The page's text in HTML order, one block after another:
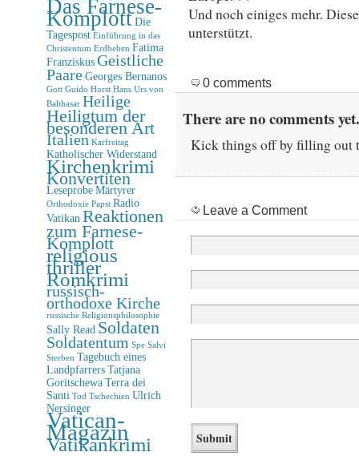
Und noch einiges mehr.
unterstützt.
0 comments
There are no comments
Kick things off by filling out
Leave a Comment
Das Farnese-
Komplott Die
Tagespost Einführung in das
Christentum Erdbeben Fatima
Franziskus Geistliche
Paare Georges Bernanos
Gott Guido Horst Hans Urs von
Balthasar Heilige
Heiligtum der
besonderen Art
Italien Karfreitag
Katholischer Widerstand
Kirchenkrimi
Konvertiten
Leseprobe Märtyrer
Orthodoxie Papst Radio
Vatikan Reaktionen
zum Farnese-
Komplott
religious
thriller
Romkrimi
russisch-
orthodoxe Kirche
russische Religionsphilosophie
Sally Read Soldaten
Soldatentum Spe Salvi
Sterben Tagebuch eines
Landpfarrers Tatjana
Goritschewa Terra dei
Santi Tod Tschechien Ulrich
Nersinger
Vatican-
Magazin
Vatikankrimi